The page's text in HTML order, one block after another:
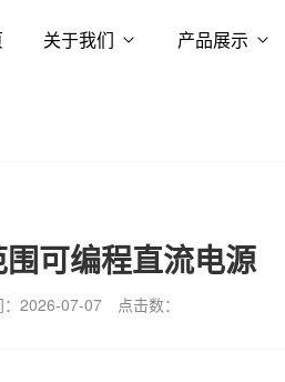
关于我们 产品展示
可编程直流电源
：2026-07-07 点击数：